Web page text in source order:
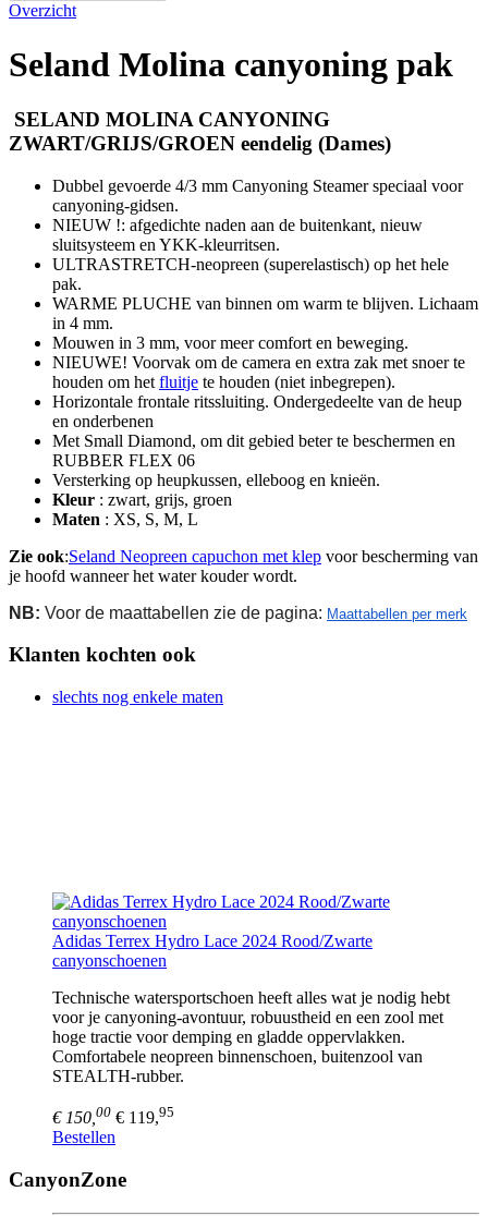
Overzicht
Seland Molina canyoning pak
SELAND MOLINA CANYONING
ZWART/GRIJS/GROEN eendelig (Dames)
Dubbel gevoerde 4/3 mm Canyoning Steamer speciaal voor
canyoning-gidsen.
NIEUW !: afgedichte naden aan de buitenkant, nieuw
sluitsysteem en YKK-kleurritsen.
ULTRASTRETCH-neopreen (superelastisch) op het hele
pak.
WARME PLUCHE van binnen om warm te blijven. Lichaam
in 4 mm.
Mouwen in 3 mm, voor meer comfort en beweging.
NIEUWE! Voorvak om de camera en extra zak met snoer te
houden om het fluitje te houden (niet inbegrepen).
Horizontale frontale ritssluiting. Ondergedeelte van de heup
en onderbenen
Met Small Diamond, om dit gebied beter te beschermen en
RUBBER FLEX 06
Versterking op heupkussen, elleboog en knieën.
Kleur : zwart, grijs, groen
Maten : XS, S, M, L
Zie ook:Seland Neopreen capuchon met klep voor bescherming van
je hoofd wanneer het water kouder wordt.
NB: Voor de maattabellen zie de pagina: Maattabellen per merk
Klanten kochten ook
slechts nog enkele maten
Adidas Terrex Hydro Lace 2024 Rood/Zwarte
canyonschoenen
Technische watersportschoen heeft alles wat je nodig hebt
voor je canyoning-avontuur, robuustheid en een zool met
hoge tractie voor demping en gladde oppervlakken.
Comfortabele neopreen binnenschoen, buitenzool van
STEALTH-rubber.
€ 150,00 € 119,95
Bestellen
CanyonZone